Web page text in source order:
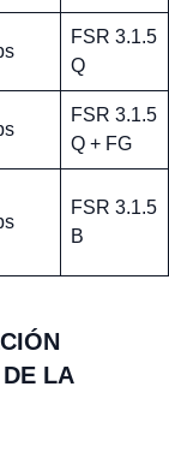
FSR 3.1.5
Q
FSR 3.1.5
Q + FG
FSR 3.1.5
B
LA